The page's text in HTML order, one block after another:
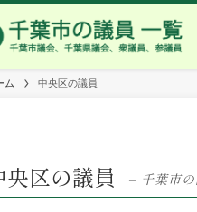
ム 中央区の議員
央区の議員 – 千葉市